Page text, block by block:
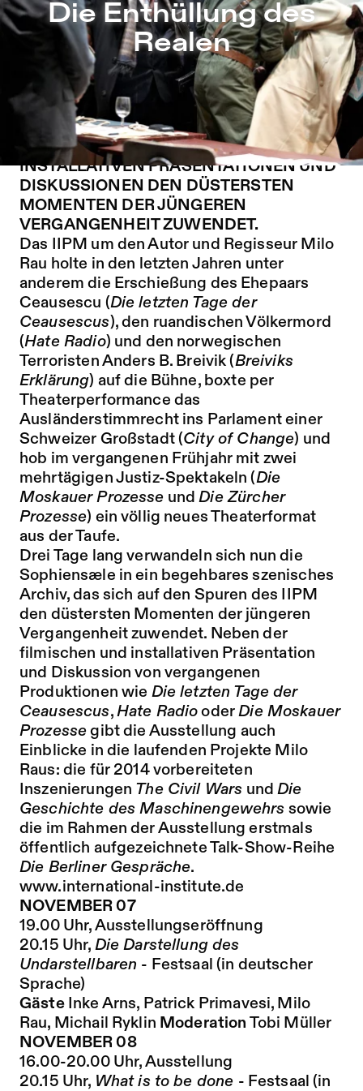
Zu Programm springen
Zu Aktuelles springen
Zu Seiten springen
Die Enthüllung des Realen – Sophiensæle | Freies
Die Enthüllung des
Realen
WERKSCHAU: EIN BEGEHBARES
SZENISCHES ARCHIV, IN DEM SICH DAS
IIPM IN FILMISCHEN UND
INSTALLATIVEN PRÄSENTATIONEN UND
DISKUSSIONEN DEN DÜSTERSTEN
MOMENTEN DER JÜNGEREN
VERGANGENHEIT ZUWENDET.
Das IIPM um den Autor und Regisseur Milo
Rau holte in den letzten Jahren unter
anderem die Erschießung des Ehepaars
Ceausescu (Die letzten Tage der
Ceausescus), den ruandischen Völkermord
(Hate Radio) und den norwegischen
Terroristen Anders B. Breivik (Breiviks
Erklärung) auf die Bühne, boxte per
Theaterperformance das
Ausländerstimmrecht ins Parlament einer
Schweizer Großstadt (City of Change) und
hob im vergangenen Frühjahr mit zwei
mehrtägigen Justiz-Spektakeln (Die
Moskauer Prozesse undDie Zürcher
Prozesse) ein völlig neues Theaterformat
aus der Taufe.
Drei Tage lang verwandeln sich nun die
Sophiensæle in ein begehbares szenisches
Archiv, das sich auf den Spuren des IIPM
den düstersten Momenten der jüngeren
Vergangenheit zuwendet. Neben der
filmischen und installativen Präsentation
und Diskussion von vergangenen
Produktionen wie Die letzten Tage der
Ceausescus, Hate Radio oderDie Moskauer
Prozesse gibt die Ausstellung auch
Einblicke in die laufenden Projekte Milo
Raus: die für 2014 vorbereiteten
Inszenierungen The Civil Wars undDie
Geschichte des Maschinengewehrs sowie
die im Rahmen der Ausstellung erstmals
öffentlich aufgezeichnete Talk-Show-Reihe
Die Berliner Gespräche.
www.international-institute.de
NOVEMBER 07
19.00 Uhr, Ausstellungseröffnung
20.15 Uhr, Die Darstellung des
Undarstellbaren - Festsaal (in deutscher
Sprache)
Gäste Inke Arns, Patrick Primavesi, Milo
Rau, Michail Ryklin Moderation Tobi Müller
NOVEMBER 08
16.00-20.00 Uhr, Ausstellung
20.15 Uhr, What is to be done - Festsaal (in